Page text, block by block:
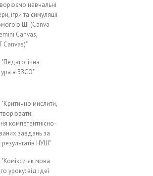
навчальні
ігри та симуляції
ШІ (Canva
Canvas,
Canvas)"
в ЗЗСО"
"Критично мислити,
компетентнісно-
завдань за
результатів НУШ"
"Комікси як мова
уроку: від ідеї